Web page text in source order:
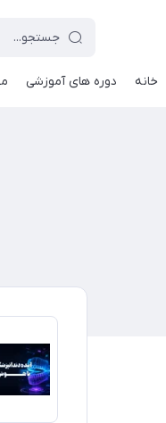
خانه دوره های آموزشی